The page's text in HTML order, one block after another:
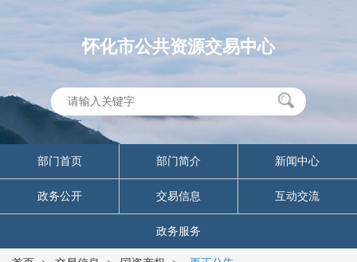
怀化市公共资源交易中心
部门首页 部门简介 新闻中心
政务公开 交易信息 互动交流
政务服务